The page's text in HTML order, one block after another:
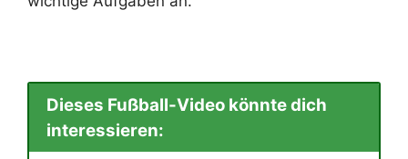
Dieses Fußball-Video könnte dich
interessieren: